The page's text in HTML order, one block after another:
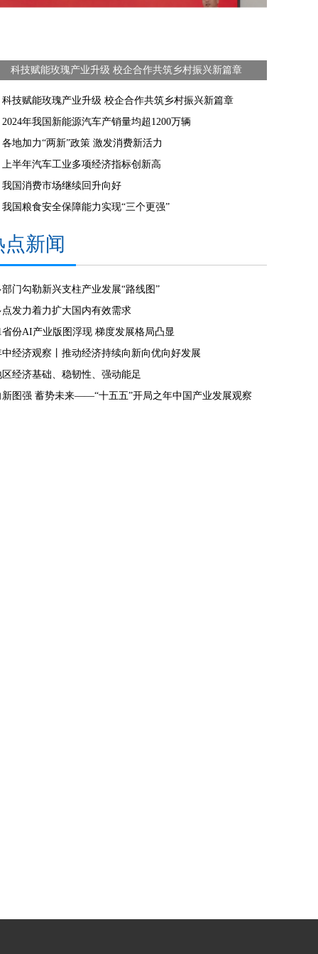
科技赋能玫瑰产业升级 校企合作共筑乡村振兴新篇章
科技赋能玫瑰产业升级 校企合作共筑乡村振兴新篇章
2024年我国新能源汽车产销量均超1200万辆
各地加力“两新”政策 激发消费新活力
上半年汽车工业多项经济指标创新高
我国消费市场继续回升向好
我国粮食安全保障能力实现“三个更强”
点新闻
部门勾勒新兴支柱产业发展“路线图”
点发力着力扩大国内有效需求
省份AI产业版图浮现 梯度发展格局凸显
中经济观察丨推动经济持续向新向优向好发展
区经济基础、稳韧性、强动能足
新图强 蓄势未来——“十五五”开局之年中国产业发展观察